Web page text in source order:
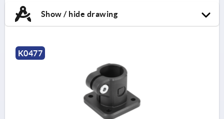
Show / hide drawing
K0477